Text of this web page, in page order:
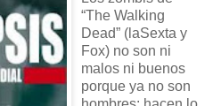
“The Walking
Dead” (laSexta y
Fox) no son ni
malos ni buenos
porque ya no son